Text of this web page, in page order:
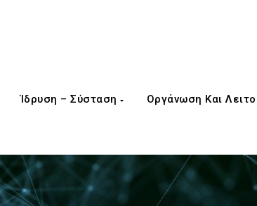
Ίδρυση – Σύσταση Οργάνωση Και